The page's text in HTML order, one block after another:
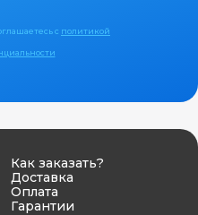
с политикой
Как заказать?
Доставка
Оплата
Гарантии